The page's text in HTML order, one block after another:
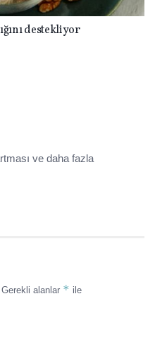
destekliyor
ve daha fazla
Gerekli alanlar * ile